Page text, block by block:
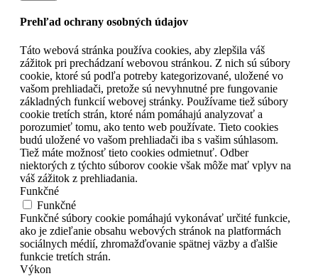
Prehľad ochrany osobných údajov
Táto webová stránka používa cookies, aby zlepšila váš
zážitok pri prechádzaní webovou stránkou. Z nich sú súbory
cookie, ktoré sú podľa potreby kategorizované, uložené vo
vašom prehliadači, pretože sú nevyhnutné pre fungovanie
základných funkcií webovej stránky. Používame tiež súbory
cookie tretích strán, ktoré nám pomáhajú analyzovať a
porozumieť tomu, ako tento web používate. Tieto cookies
budú uložené vo vašom prehliadači iba s vašim súhlasom.
Tiež máte možnosť tieto cookies odmietnuť. Odber
niektorých z týchto súborov cookie však môže mať vplyv na
váš zážitok z prehliadania.
Funkčné
Funkčné
Funkčné súbory cookie pomáhajú vykonávať určité funkcie,
ako je zdieľanie obsahu webových stránok na platformách
sociálnych médií, zhromažďovanie spätnej väzby a ďalšie
funkcie tretích strán.
Výkon